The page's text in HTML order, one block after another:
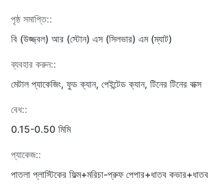
পৃষ্ঠ সমাপ্তি::
বি (উজ্জ্বল) আর (স্টোন) এস (সিলভার) এম (ম্যাট)
ব্যবহার করুন::
মেটাল প্যাকেজিং, ফুড ক্যান, পেইন্টেড ক্যান, টিনের টিনের বাক্স
বেধ::
0.15-0.50 মিমি
প্যাকেজ::
পাতলা প্লাস্টিকের ফিল্ম+মরিচা-প্রুফ পেপার+ধাতব